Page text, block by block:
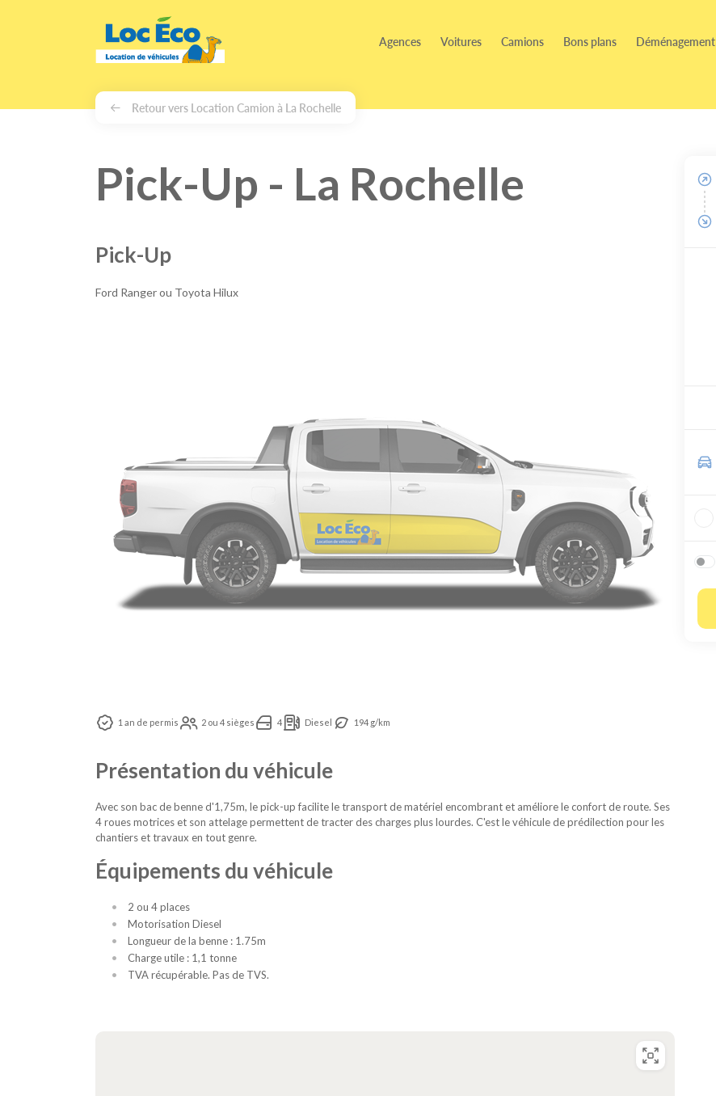
Agences Voitures Camions Bons plans Déménagement
Retour vers Location Camion à La Rochelle
Pick-Up - La Rochelle
Pick-Up
Ford Ranger ou Toyota Hilux
1 an de permis 2 ou 4 sièges 4 Diesel 194 g/km
Présentation du véhicule
Avec son bac de benne d'1,75m, le pick-up facilite le transport de matériel encombrant et améliore le confort de route. Ses
4 roues motrices et son attelage permettent de tracter des charges plus lourdes. C'est le véhicule de prédilection pour les
chantiers et travaux en tout genre.
Équipements du véhicule
2 ou 4 places
Motorisation Diesel
Longueur de la benne : 1.75m
Charge utile : 1,1 tonne
TVA récupérable. Pas de TVS.